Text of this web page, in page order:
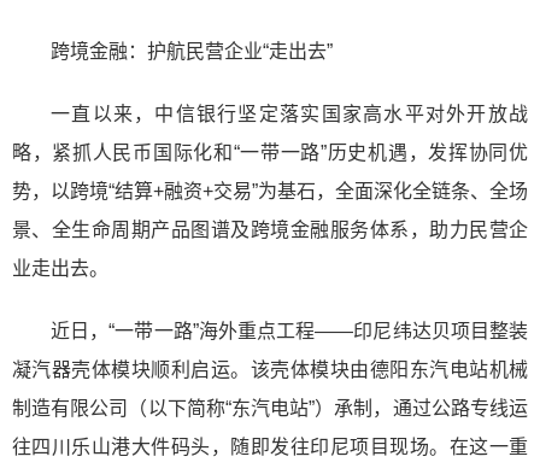
跨境金融：护航民营企业“走出去”
一直以来，中信银行坚定落实国家高水平对外开放战
略，紧抓人民币国际化和“一带一路”历史机遇，发挥协同优
势，以跨境“结算+融资+交易”为基石，全面深化全链条、全场
景、全生命周期产品图谱及跨境金融服务体系，助力民营企
业走出去。
近日，“一带一路”海外重点工程——印尼纬达贝项目整装
凝汽器壳体模块顺利启运。该壳体模块由德阳东汽电站机械
制造有限公司（以下简称“东汽电站”）承制，通过公路专线运
往四川乐山港大件码头，随即发往印尼项目现场。在这一重